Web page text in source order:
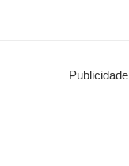
Publicidade